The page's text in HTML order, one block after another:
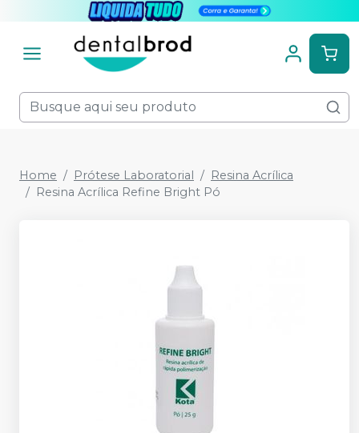
Home Prótese Laboratorial
Resina Acrílica
Resina Acrílica Refine Bright Pó